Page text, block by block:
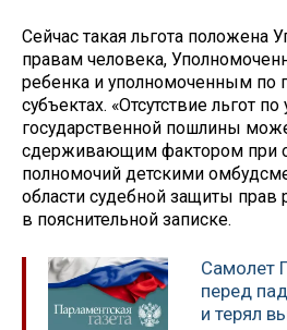
Сейчас такая льгота положена
правам человека,
ребенка и уполномоченным по
субъектах. «Отсутствие льгот по
государственной пошлины
сдерживающим фактором при
полномочий детскими
области судебной защиты прав
в пояснительной записке.
Самолет
перед
и терял